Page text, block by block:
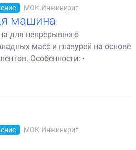
МОК-Инжинириг
машина
для непрерывного
масс и глазурей на основе
Особенности: •
МОК-Инжинириг